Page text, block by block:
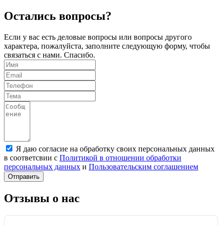
Остались вопросы?
Если у вас есть деловые вопросы или вопросы другого
характера, пожалуйста, заполните следующую форму, чтобы
связаться с нами. Спасибо.
Я даю согласие на обработку своих персональных данных
в соответсвии с Политикой в отношении обработки
персональных данных и Пользовательским соглашением
Отправить
Отзывы о нас